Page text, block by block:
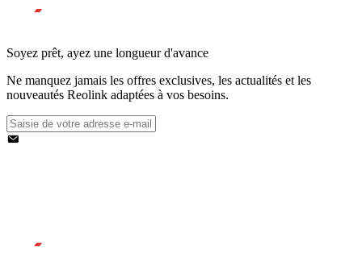
Soyez prêt, ayez une longueur d'avance
Ne manquez jamais les offres exclusives, les actualités et les
nouveautés Reolink adaptées à vos besoins.